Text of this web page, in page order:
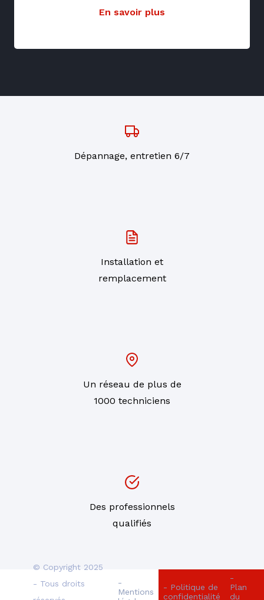
En savoir plus
Dépannage, entretien 6/7
Installation et
remplacement
Un réseau de plus de
1000 techniciens
Des professionnels
qualifiés
© Copyright 2025
- Tous droits
-
Mentions
- Politique de
confidentialité
-
Plan
du